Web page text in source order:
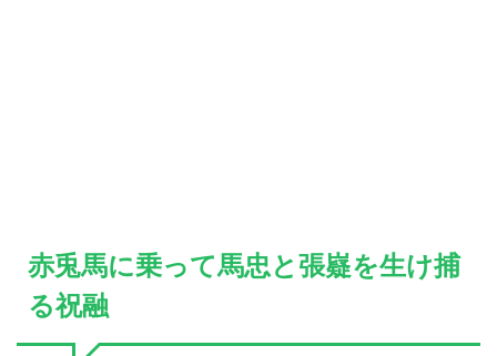
赤兎馬に乗って馬忠と張嶷を生け捕
る祝融